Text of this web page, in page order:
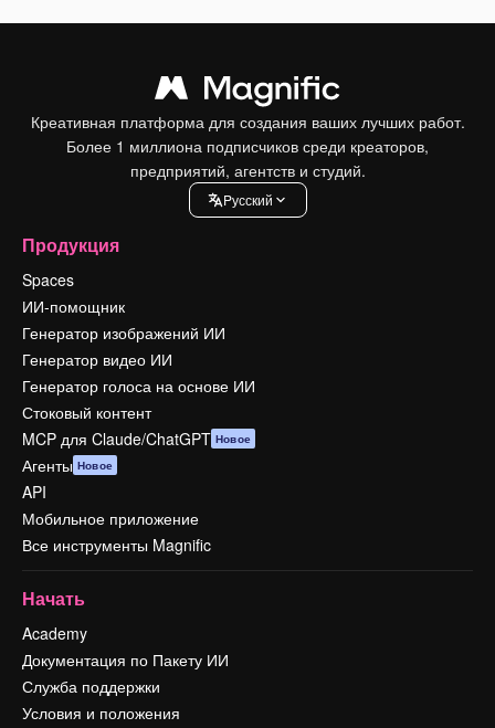
Креативная платформа для создания ваших лучших работ.
Более 1 миллиона подписчиков среди креаторов,
предприятий, агентств и студий.
Pусский
Продукция
Spaces
ИИ-помощник
Генератор изображений ИИ
Генератор видео ИИ
Генератор голоса на основе ИИ
Стоковый контент
MCP для Claude/ChatGPT Новое
Агенты Новое
API
Мобильное приложение
Все инструменты Magnific
Начать
Academy
Документация по Пакету ИИ
Служба поддержки
Условия и положения